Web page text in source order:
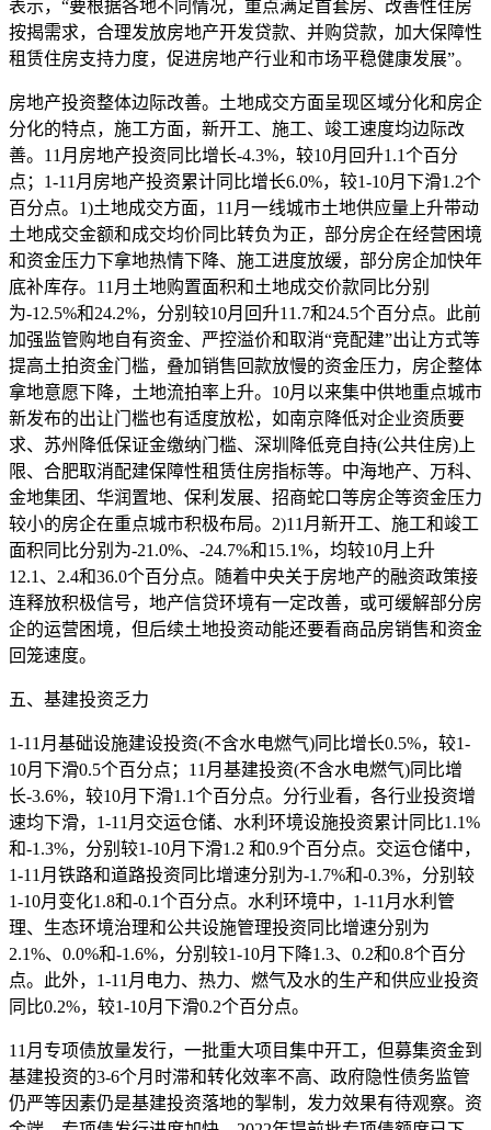
表示，“要根据各地不同情况，重点满足首套房、改善性住房
按揭需求，合理发放房地产开发贷款、并购贷款，加大保障性
租赁住房支持力度，促进房地产行业和市场平稳健康发展”。
房地产投资整体边际改善。土地成交方面呈现区域分化和房企
分化的特点，施工方面，新开工、施工、竣工速度均边际改
善。11月房地产投资同比增长-4.3%，较10月回升1.1个百分
点；1-11月房地产投资累计同比增长6.0%，较1-10月下滑1.2个
百分点。1)土地成交方面，11月一线城市土地供应量上升带动
土地成交金额和成交均价同比转负为正，部分房企在经营困境
和资金压力下拿地热情下降、施工进度放缓，部分房企加快年
底补库存。11月土地购置面积和土地成交价款同比分别
为-12.5%和24.2%，分别较10月回升11.7和24.5个百分点。此前
加强监管购地自有资金、严控溢价和取消“竞配建”出让方式等
提高土拍资金门槛，叠加销售回款放慢的资金压力，房企整体
拿地意愿下降，土地流拍率上升。10月以来集中供地重点城市
新发布的出让门槛也有适度放松，如南京降低对企业资质要
求、苏州降低保证金缴纳门槛、深圳降低竞自持(公共住房)上
限、合肥取消配建保障性租赁住房指标等。中海地产、万科、
金地集团、华润置地、保利发展、招商蛇口等房企等资金压力
较小的房企在重点城市积极布局。2)11月新开工、施工和竣工
面积同比分别为-21.0%、-24.7%和15.1%，均较10月上升
12.1、2.4和36.0个百分点。随着中央关于房地产的融资政策接
连释放积极信号，地产信贷环境有一定改善，或可缓解部分房
企的运营困境，但后续土地投资动能还要看商品房销售和资金
回笼速度。
五、基建投资乏力
1-11月基础设施建设投资(不含水电燃气)同比增长0.5%，较1-
10月下滑0.5个百分点；11月基建投资(不含水电燃气)同比增
长-3.6%，较10月下滑1.1个百分点。分行业看，各行业投资增
速均下滑，1-11月交运仓储、水利环境设施投资累计同比1.1%
和-1.3%，分别较1-10月下滑1.2 和0.9个百分点。交运仓储中，
1-11月铁路和道路投资同比增速分别为-1.7%和-0.3%，分别较
1-10月变化1.8和-0.1个百分点。水利环境中，1-11月水利管
理、生态环境治理和公共设施管理投资同比增速分别为
2.1%、0.0%和-1.6%，分别较1-10月下降1.3、0.2和0.8个百分
点。此外，1-11月电力、热力、燃气及水的生产和供应业投资
同比0.2%，较1-10月下滑0.2个百分点。
11月专项债放量发行，一批重大项目集中开工，但募集资金到
基建投资的3-6个月时滞和转化效率不高、政府隐性债务监管
仍严等因素仍是基建投资落地的掣制，发力效果有待观察。资